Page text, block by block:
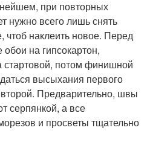
при повторных
нужно всего лишь снять
чтоб наклеить новое. Перед
на гипсокартон,
стартовой, потом финишной
высыхания первого
Предварительно, швы
серпянкой, а все
и просветы тщательно